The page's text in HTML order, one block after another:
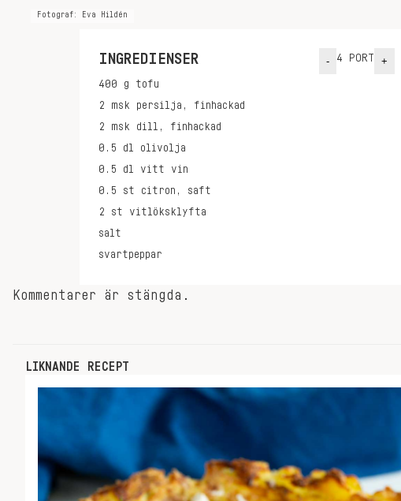
Fotograf: Eva Hildén
INGREDIENSER - 4 PORT +
400 g
tofu
2 msk
persilja, finhackad
2 msk
dill, finhackad
0.5 dl
olivolja
0.5 dl
vitt vin
0.5 st
citron, saft
2 st
vitlöksklyfta
salt
svartpeppar
Kommentarer är stängda.
LIKNANDE RECEPT